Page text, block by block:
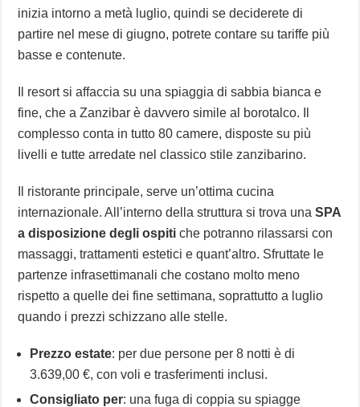
inizia intorno a metà luglio, quindi se deciderete di
partire nel mese di giugno, potrete contare su tariffe più
basse e contenute.
Il resort si affaccia su una spiaggia di sabbia bianca e
fine, che a Zanzibar è davvero simile al borotalco. Il
complesso conta in tutto 80 camere, disposte su più
livelli e tutte arredate nel classico stile zanzibarino.
Il ristorante principale, serve un’ottima cucina
internazionale. All’interno della struttura si trova unaSPA
a disposizione degli ospiti che potranno rilassarsi con
massaggi, trattamenti estetici e quant’altro. Sfruttate le
partenze infrasettimanali che costano molto meno
rispetto a quelle dei fine settimana, soprattutto a luglio
quando i prezzi schizzano alle stelle.
Prezzo estate: per due persone per 8 notti è di
3.639,00 €, con voli e trasferimenti inclusi.
Consigliato per: una fuga di coppia su spiagge